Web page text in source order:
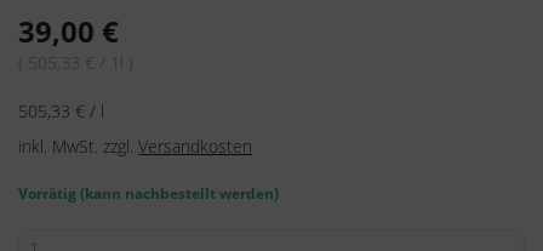
39,00 €
( 505,33 € / 1l )
505,33 € / l
inkl. MwSt. zzgl. Versandkosten
Vorrätig (kann nachbestellt werden)
Instant